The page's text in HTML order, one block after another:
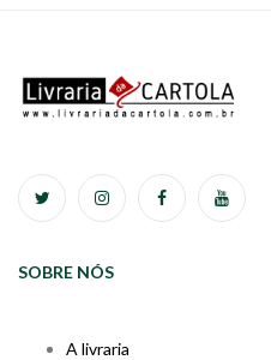
SOBRE NÓS
A livraria